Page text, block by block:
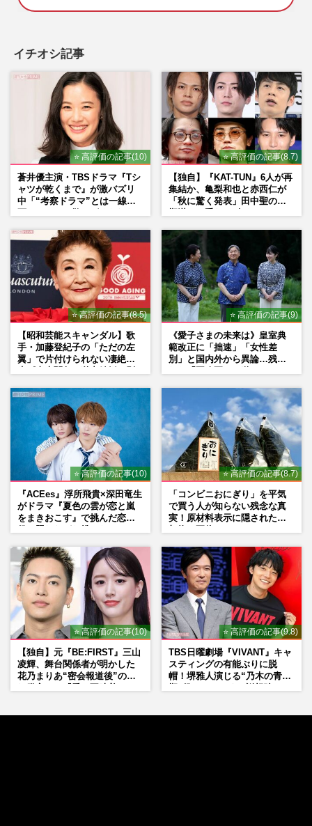
イチオシ記事
⭐ 高評価の記事(10)
蒼井優主演・TBSドラマ『Tシ
ャツが乾くまで』が激バズリ
中「“考察ドラマ”とは一線を
⭐ 高評価の記事(8.7)
【独自】『KAT-TUN』6人が再
集結か、亀梨和也と赤西仁が
「秋に驚く発表」田中聖の刑
⭐ 高評価の記事(8.5)
【昭和芸能スキャンダル】歌
手・加藤登紀子の「ただの左
翼」で片付けられない凄絶半
⭐ 高評価の記事(9)
《愛子さまの未来は》皇室典
範改正に「拙速」「女性差
別」と国内外から異論…残さ
⭐ 高評価の記事(10)
『ACEes』浮所飛貴×深田竜生
がドラマ『夏色の雲が恋と嵐
をまきおこす』で挑んだ恋人
⭐ 高評価の記事(8.7)
「コンビニおにぎり」を平気
で買う人が知らない残念な真
実！原材料表示に隠された添
⭐ 高評価の記事(10)
【独自】元『BE:FIRST』三山
凌輝、舞台関係者が明かした
花乃まりあ“密会報道後”の呆
⭐ 高評価の記事(9.8)
TBS日曜劇場『VIVANT』キャ
スティングの有能ぶりに脱
帽！堺雅人演じる“乃木の青年